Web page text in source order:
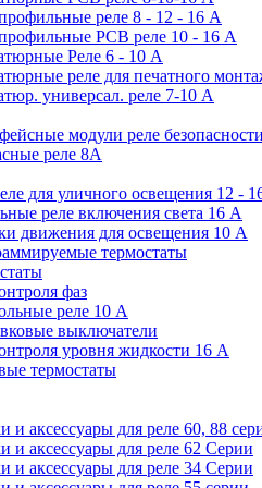
реле 8 - 12 - 16 A
PCB реле 10 - 16 A
Реле 6 - 10 A
реле для печатного
универсал. реле 7-10 A
модули реле
реле 8А
для уличного освещения 12 -
реле включения света 16 A
движения для освещения 10 A
термостаты
фаз
реле 10 A
выключатели
уровня жидкости 16 А
термостаты
и аксессуары для реле 60, 88
и аксессуары для реле 62 Серии
и аксессуары для реле 34 Серии